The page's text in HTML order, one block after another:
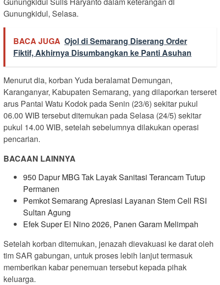
Gunungkidul, Selasa.
BACA JUGA Ojol di Semarang Diserang Order
Fiktif, Akhirnya Disumbangkan ke Panti Asuhan
Menurut dia, korban Yuda beralamat Demungan,
Karanganyar, Kabupaten Semarang, yang dilaporkan terseret
arus Pantai Watu Kodok pada Senin (23/6) sekitar pukul
06.00 WIB tersebut ditemukan pada Selasa (24/5) sekitar
pukul 14.00 WIB, setelah sebelumnya dilakukan operasi
pencarian.
BACAAN LAINNYA
950 Dapur MBG Tak Layak Sanitasi Terancam Tutup
Permanen
Pemkot Semarang Apresiasi Layanan Stem Cell RSI
Sultan Agung
Efek Super El Nino 2026, Panen Garam Melimpah
Setelah korban ditemukan, jenazah dievakuasi ke darat oleh
tim SAR gabungan, untuk proses lebih lanjut termasuk
memberikan kabar penemuan tersebut kepada pihak
keluarga.